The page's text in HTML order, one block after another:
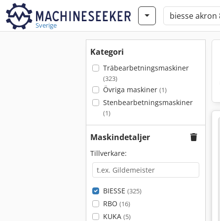
Sverige
Kategori
Träbearbetningsmaskiner
(323)
Övriga maskiner (1)
Stenbearbetningsmaskiner
(1)
Maskindetaljer
Tillverkare:
BIESSE (325)
RBO (16)
KUKA (5)